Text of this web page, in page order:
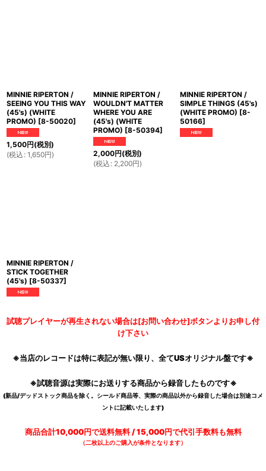
MINNIE RIPERTON /
SEEING YOU THIS WAY
(45's) (WHITE
PROMO) [8-50020]
1,500円(税別)
(税込 : 1,650円)
MINNIE RIPERTON /
WOULDN'T MATTER
WHERE YOU ARE
(45's) (WHITE
PROMO) [8-50394]
2,000円(税別)
(税込 : 2,200円)
MINNIE RIPERTON /
SIMPLE THINGS (45's)
(WHITE PROMO) [8-
50166]
MINNIE RIPERTON /
STICK TOGETHER
(45's) [8-50337]
試聴プレイヤーが再生されない場合は[お問い合わせ]ボタンよりお申し付
け下さい
※当店のレコードは特に表記が無い限り、全てUSオリジナル盤です※
※試聴音源は実際にお送りする商品から録音したものです※
(新品/デッドストック商品を除く。シールド商品等、実際の商品以外から録音した場合は別途コメ
ントに記載いたします)
商品合計10,000円で送料無料 / 15,000円で代引手数料も無料
（二枚以上のご購入が条件となります）